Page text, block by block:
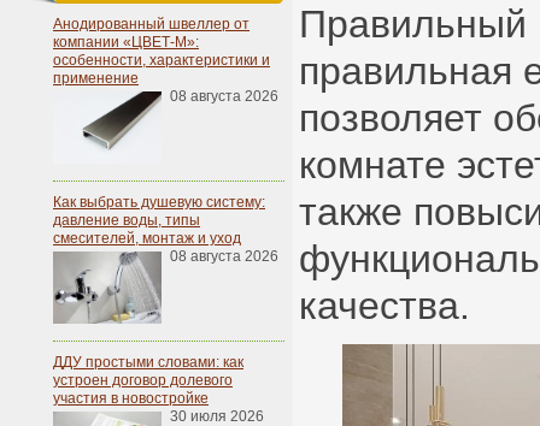
Анодированный швеллер от
компании «ЦВЕТ-М»:
особенности, характеристики и
применение
08 августа 2026
Как выбрать душевую систему:
давление воды, типы
смесителей, монтаж и уход
08 августа 2026
ДДУ простыми словами: как
устроен договор долевого
участия в новостройке
30 июля 2026
правильная
позволяет
комнате
также
качества.